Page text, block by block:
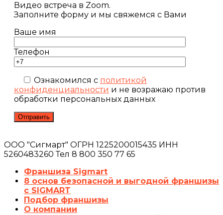
Видео встреча в Zoom.
Заполните форму и мы свяжемся с Вами
Ваше имя
Телефон
Ознакомился с политикой
конфиденциальности и не возражаю против
обработки персональных данных
ООО "Сигмарт" ОГРН 1225200015435 ИНН
5260483260 Тел 8 800 350 77 65
Франшиза Sigmart
8 основ безопасной и выгодной франшизы
с SIGMART
Подбор франшизы
О компании